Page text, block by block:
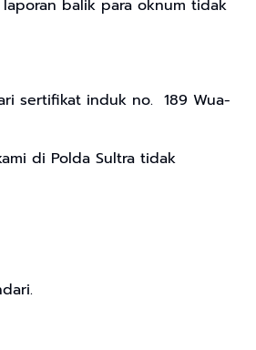
balik para oknum tidak
sertifikat induk no. 189 Wua-
di Polda Sultra tidak